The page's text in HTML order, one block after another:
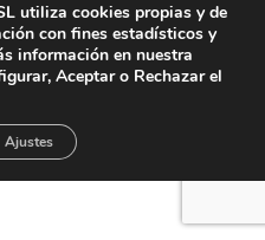
Marketing Digital
legal
utiliza cookies propias y de
con fines estadísticos y
información en nuestra
Aceptar o Rechazar el
Ajustes